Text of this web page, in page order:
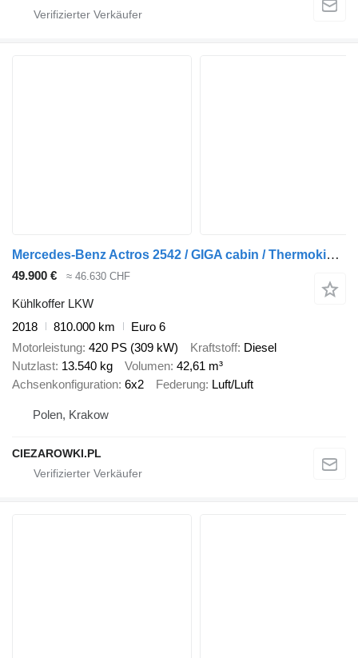
Mercedes-Benz Actros 2542 / GIGA cabin / Thermoking 1000R
49.900 € ≈ 46.630 CHF
Kühlkoffer LKW
2018
810.000 km
Euro 6
Motorleistung 420 PS (309 kW) Kraftstoff Diesel
Nutzlast 13.540 kg Volumen 42,61 m³
Achsenkonfiguration 6x2 Federung Luft/Luft
Polen, Krakow
CIEZAROWKI.PL